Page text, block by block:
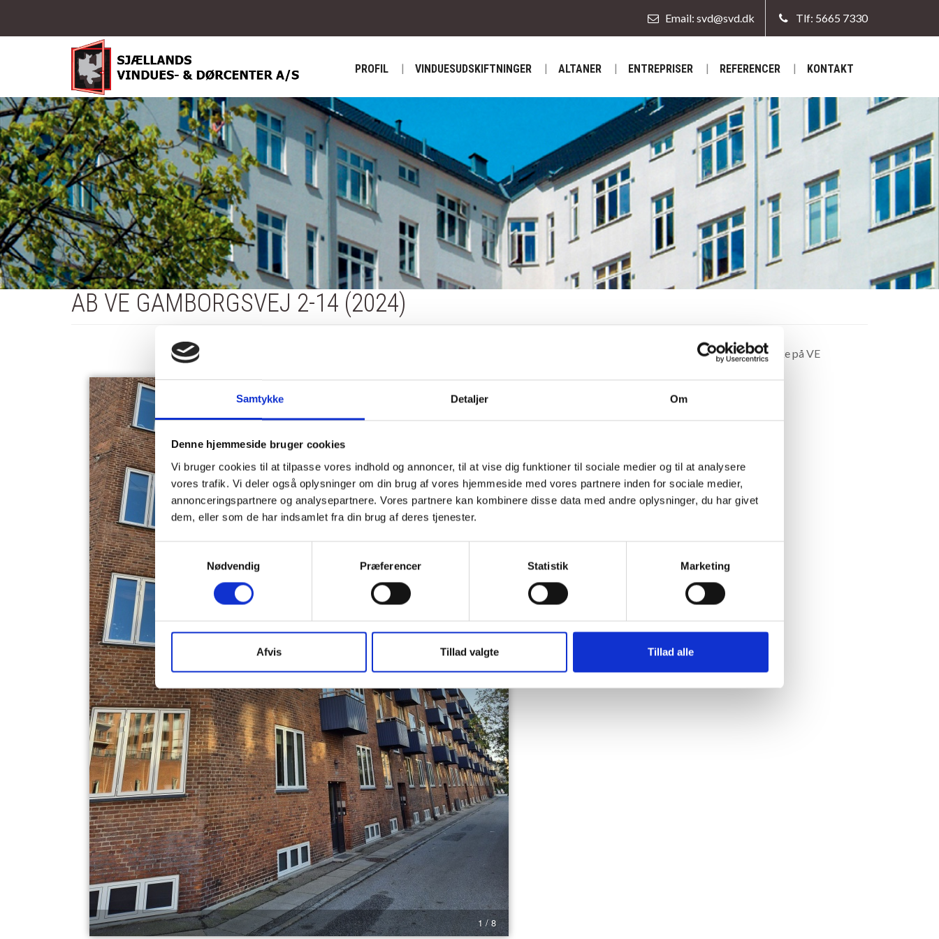
Samtykke Detaljer Om
Denne hjemmeside bruger cookies
Vi bruger cookies til at tilpasse vores indhold og annoncer, til at vise dig funktioner til sociale medier og til at analysere
vores trafik. Vi deler også oplysninger om din brug af vores hjemmeside med vores partnere inden for sociale medier,
annonceringspartnere og analysepartnere. Vores partnere kan kombinere disse data med andre oplysninger, du har givet
dem, eller som de har indsamlet fra din brug af deres tjenester.
Samtykkevalg
Nødvendig
Præferencer Statistik Marketing
Afvis Tillad valgte Tillad alle
Tlf: 5665 7330
Email: svd@svd.dk
PROFIL VINDUESUDSKIFTNINGER ALTANER ENTREPRISER REFERENCER KONTAKT
AB VE GAMBORGSVEJ 2-14 (2024)
1 / 8
Udskiftning af 600 vinduer og døre samt sålbænke på VE